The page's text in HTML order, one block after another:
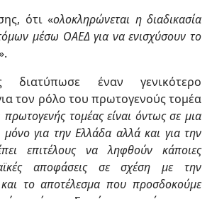
ότι «ολοκληρώνεται η διαδικασία
μέσω ΟΑΕΔ για να ενισχύσουν το
έναν γενικότερο
τον ρόλο του πρωτογενούς τομέα
τομέας είναι όντως σε μια
μόνο για την Ελλάδα αλλά και για την
επιτέλους να ληφθούν κάποιες
αποφάσεις σε σχέση με την
το αποτέλεσμα που προσδοκούμε